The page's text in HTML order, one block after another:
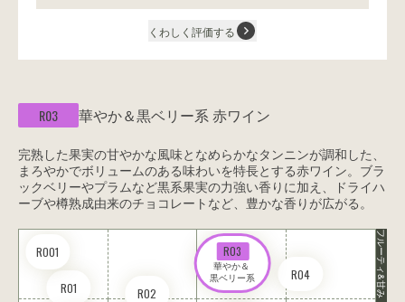
くわしく評価する
R03 華やか＆黒ベリー系 赤ワイン
完熟した果実の甘やかな風味となめらかなタンニンが調和した、
まろやかでボリュームのある味わいを特長とする赤ワイン。ブラ
ックベリーやプラムなど黒系果実の力強い香りに加え、ドライハ
ーブや樽熟成由来のチョコレートなど、豊かな香りが広がる。
R01 R02
R03
華やか＆
黒ベリー系
R04
RO01 フルーティ&甘み